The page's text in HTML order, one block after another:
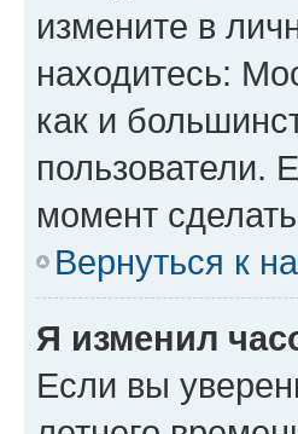
измените в
находитесь:
как и
пользователи.
момент
Вернуться к
Я изменил
Если вы